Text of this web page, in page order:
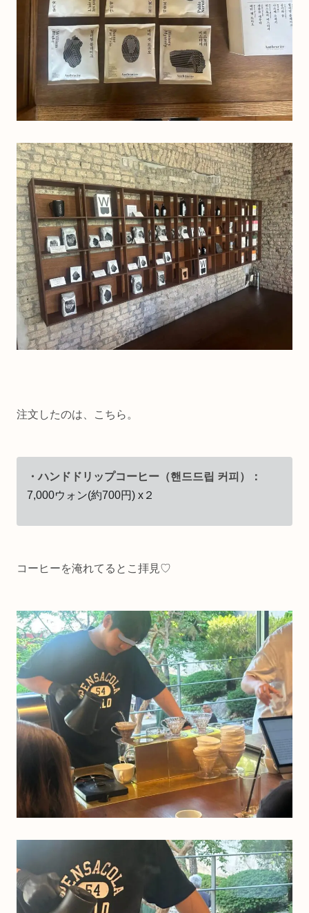
注文したのは、こちら。
・ハンドドリップコーヒー（핸드드립 커피）：
7,000ウォン(約700円) x２
コーヒーを淹れてるとこ拝見♡